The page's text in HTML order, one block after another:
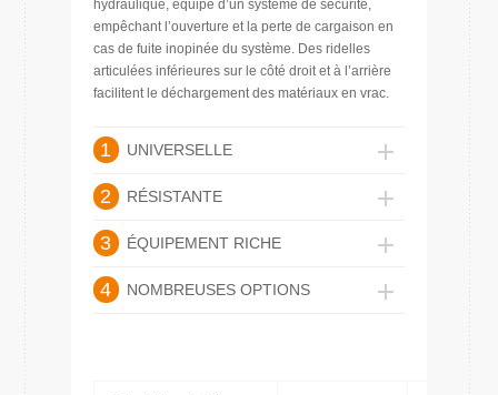
hydraulique, équipé d’un système de sécurité,
empêchant l’ouverture et la perte de cargaison en
cas de fuite inopinée du système. Des ridelles
articulées inférieures sur le côté droit et à l’arrière
facilitent le déchargement des matériaux en vrac.
1 UNIVERSELLE
2 RÉSISTANTE
3 ÉQUIPEMENT RICHE
4 NOMBREUSES OPTIONS